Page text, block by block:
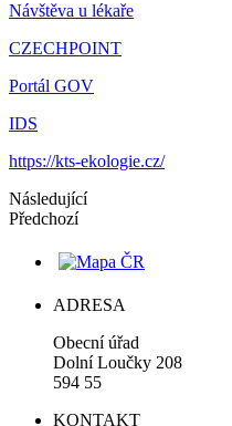
Návštěva u lékaře
CZECHPOINT
Portál GOV
IDS
https://kts-ekologie.cz/
Následující
Předchozí
ADRESA
Obecní úřad
Dolní Loučky 208
594 55
KONTAKT